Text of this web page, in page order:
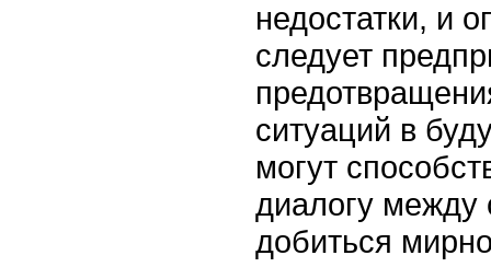
недостатки, и
следует
ситуаций в
могут
диалогу между
добиться